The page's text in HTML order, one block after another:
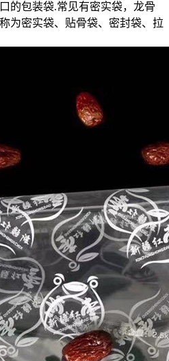
的包装袋.常见有密实袋，龙骨
为密实袋、贴骨袋、密封袋、拉